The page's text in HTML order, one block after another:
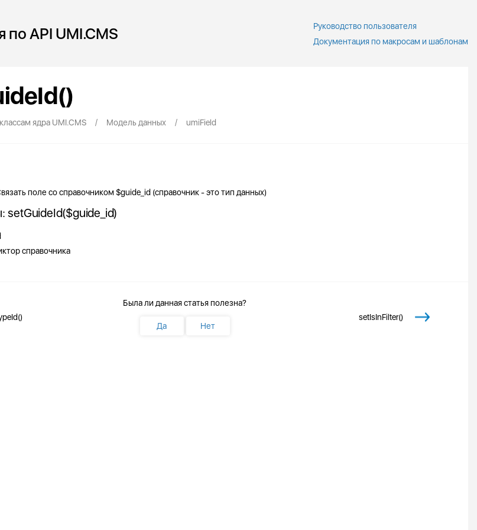
API UMI.CMS
Руководство пользователя
Документация по макросам и шаблонам
ядра UMI.CMS / Модель данных / umiField
поле со справочником $guide_id (справочник - это тип данных)
setGuideId($guide_id)
справочника
setIsInFilter()
Была ли данная статья полезна?